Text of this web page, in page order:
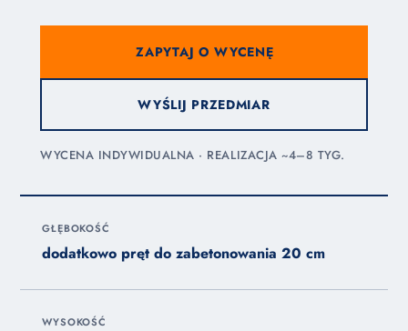
ZAPYTAJ O WYCENĘ
WYŚLIJ PRZEDMIAR
WYCENA INDYWIDUALNA · REALIZACJA ~4–8 TYG.
GŁĘBOKOŚĆ
dodatkowo pręt do zabetonowania 20 cm
WYSOKOŚĆ